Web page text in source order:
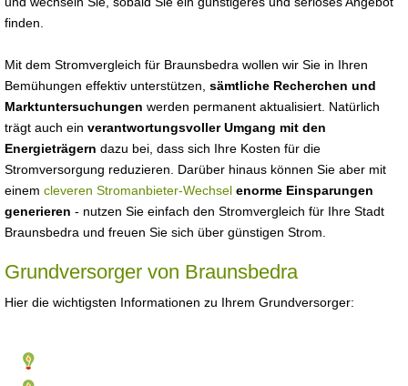
finden.
Mit dem Stromvergleich für Braunsbedra wollen wir Sie in Ihren
Bemühungen effektiv unterstützen, sämtliche Recherchen und
Marktuntersuchungen werden permanent aktualisiert. Natürlich
trägt auch ein verantwortungsvoller Umgang mit den
Energieträgern dazu bei, dass sich Ihre Kosten für die
Stromversorgung reduzieren. Darüber hinaus können Sie aber mit
einem cleveren Stromanbieter-Wechsel enorme Einsparungen
generieren - nutzen Sie einfach den Stromvergleich für Ihre Stadt
Braunsbedra und freuen Sie sich über günstigen Strom.
Grundversorger von Braunsbedra
Hier die wichtigsten Informationen zu Ihrem Grundversorger: